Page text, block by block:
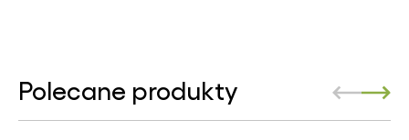
Polecane produkty